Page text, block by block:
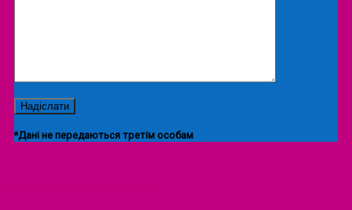
*Дані не передаються третім особам